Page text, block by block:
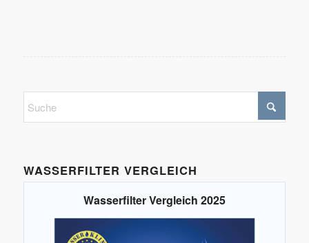
WASSERFILTER VERGLEICH
Wasserfilter Vergleich 2025